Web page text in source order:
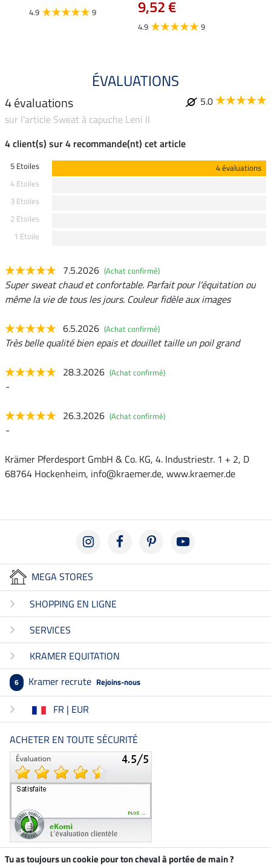
4.9 9 9,52 €
4.9 9
ÉVALUATIONS
4 évaluations
5.0
sur l'article Sweat à capuche Leni II
4 client(s) sur 4 recommande(nt) cet article
5 Etoiles
4 évaluations
4 Etoiles
3 Etoiles
2 Etoiles
1 Etoile
7.5.2026 (Achat confirmé)
Super sweat chaud et confortable. Parfait pour l'équitation ou
même la vie de tous les jours. Couleur fidèle aux images
6.5.2026 (Achat confirmé)
Très belle qualité bien epais et douillet taille un poil grand
28.3.2026 (Achat confirmé)
-
26.3.2026 (Achat confirmé)
-
Krämer Pferdesport GmbH & Co. KG, 4. Industriestr. 1 + 2, D
68764 Hockenheim, info@kraemer.de, www.kraemer.de
MEGA STORES
SHOPPING EN LIGNE
SERVICES
KRAMER EQUITATION
6 Kramer recrute Rejoins-nous
FR | EUR
ACHETER EN TOUTE SÉCURITÉ
Tu as toujours un cookie pour ton cheval à portée de main ?